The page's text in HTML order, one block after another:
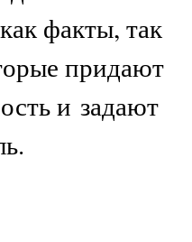
факты, так
придают
и задают